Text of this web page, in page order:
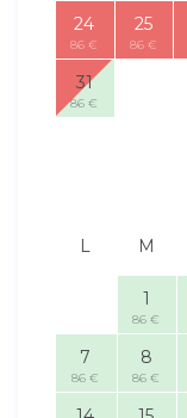
24
86 €
25
86 €
31
86 €
L M
1
86 €
7
86 €
8
86 €